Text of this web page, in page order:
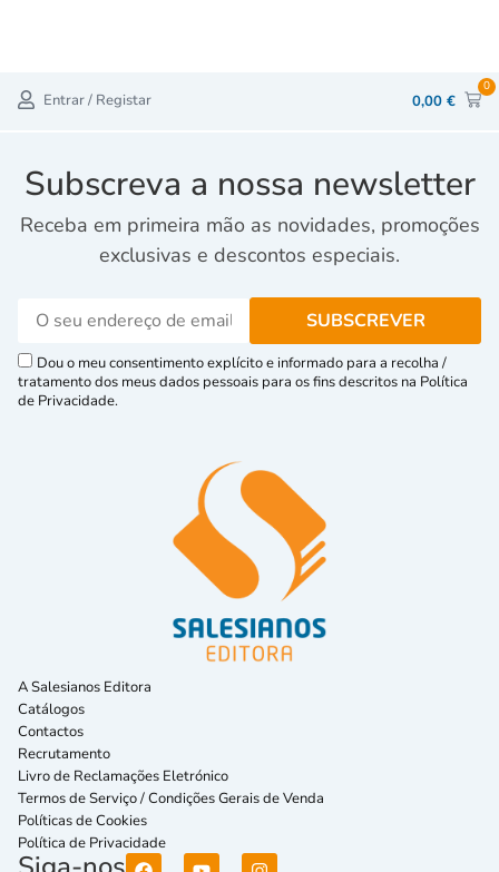
Entrar / Registar 0,00 €
0
Subscreva a nossa newsletter
Receba em primeira mão as novidades, promoções
exclusivas e descontos especiais.
Dou o meu consentimento explícito e informado para a recolha /
tratamento dos meus dados pessoais para os fins descritos na Política
de Privacidade.
A Salesianos Editora
Catálogos
Contactos
Recrutamento
Livro de Reclamações Eletrónico
Termos de Serviço / Condições Gerais de Venda
Políticas de Cookies
Política de Privacidade